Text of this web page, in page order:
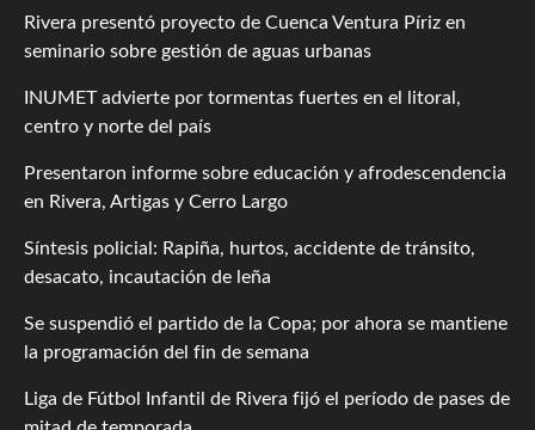
Rivera presentó proyecto de Cuenca Ventura Píriz en
seminario sobre gestión de aguas urbanas
INUMET advierte por tormentas fuertes en el litoral,
centro y norte del país
Presentaron informe sobre educación y afrodescendencia
en Rivera, Artigas y Cerro Largo
Síntesis policial: Rapiña, hurtos, accidente de tránsito,
desacato, incautación de leña
Se suspendió el partido de la Copa; por ahora se mantiene
la programación del fin de semana
Liga de Fútbol Infantil de Rivera fijó el período de pases de